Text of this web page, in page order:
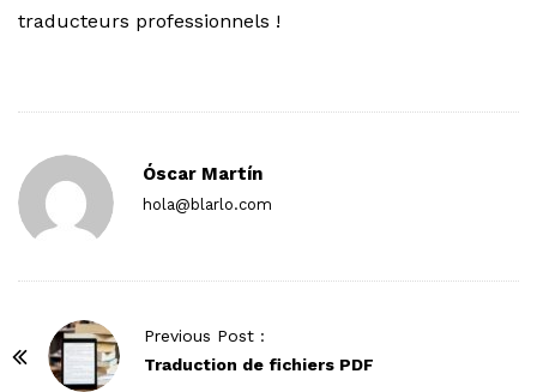
traducteurs professionnels !
Óscar Martín
hola@blarlo.com
Previous Post :
Traduction de fichiers PDF